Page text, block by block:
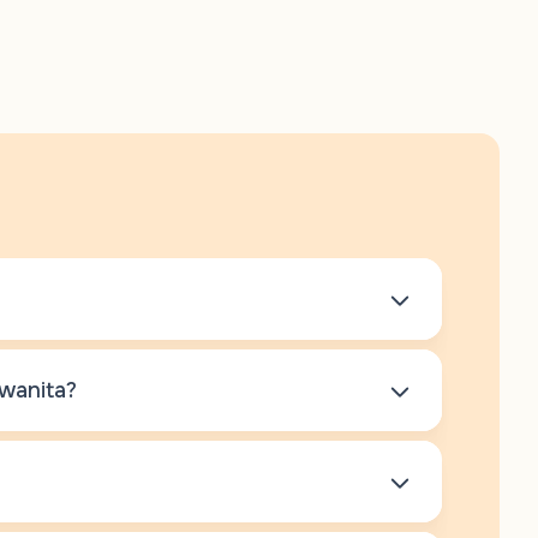
untuk hamil, yaitu sekitar 5 hari
melepaskan sel telur. Anda dapat
suhu tubuh basal, tes ovulasi, atau
dan wanita meliputi:
falopi yang tersumbat, endometriosis, atau